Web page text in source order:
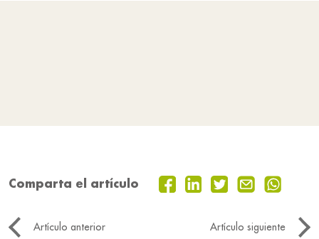
Comparta el artículo
Artículo anterior
Artículo siguiente